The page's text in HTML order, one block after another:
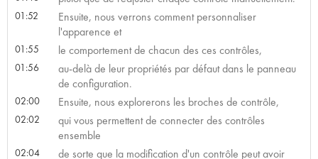
01:52
Ensuite, nous verrons comment personnaliser
l'apparence et
01:55 le comportement de chacun des ces contrôles,
01:56
au-delà de leur propriétés par défaut dans le panneau
de configuration.
02:00 Ensuite, nous explorerons les broches de contrôle,
02:02
qui vous permettent de connecter des contrôles
ensemble
02:04 de sorte que la modification d'un contrôle peut avoir